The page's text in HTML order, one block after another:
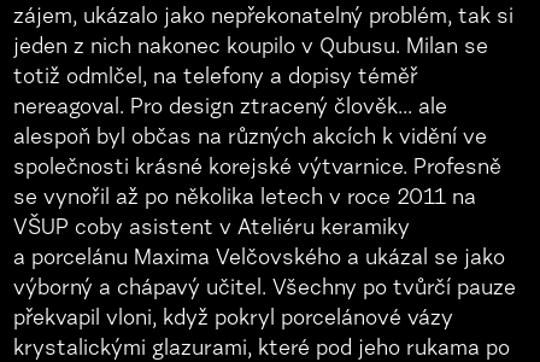
zájem, ukázalo jako nepřekonatelný problém, tak si
jeden z nich nakonec koupilo v Qubusu. Milan se
totiž odmlčel, na telefony a dopisy téměř
nereagoval. Pro design ztracený člověk... ale
alespoň byl občas na různých akcích k vidění ve
společnosti krásné korejské výtvarnice. Profesně
se vynořil až po několika letech v roce 2011 na
VŠUP coby asistent v Ateliéru keramiky
a porcelánu Maxima Velčovského a ukázal se jako
výborný a chápavý učitel. Všechny po tvůrčí pauze
překvapil vloni, když pokryl porcelánové vázy
krystalickými glazurami, které pod jeho rukama po